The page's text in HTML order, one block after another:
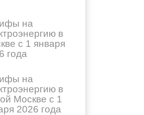
на
в
с 1 января
года
на
в
Москве с 1
2026 года